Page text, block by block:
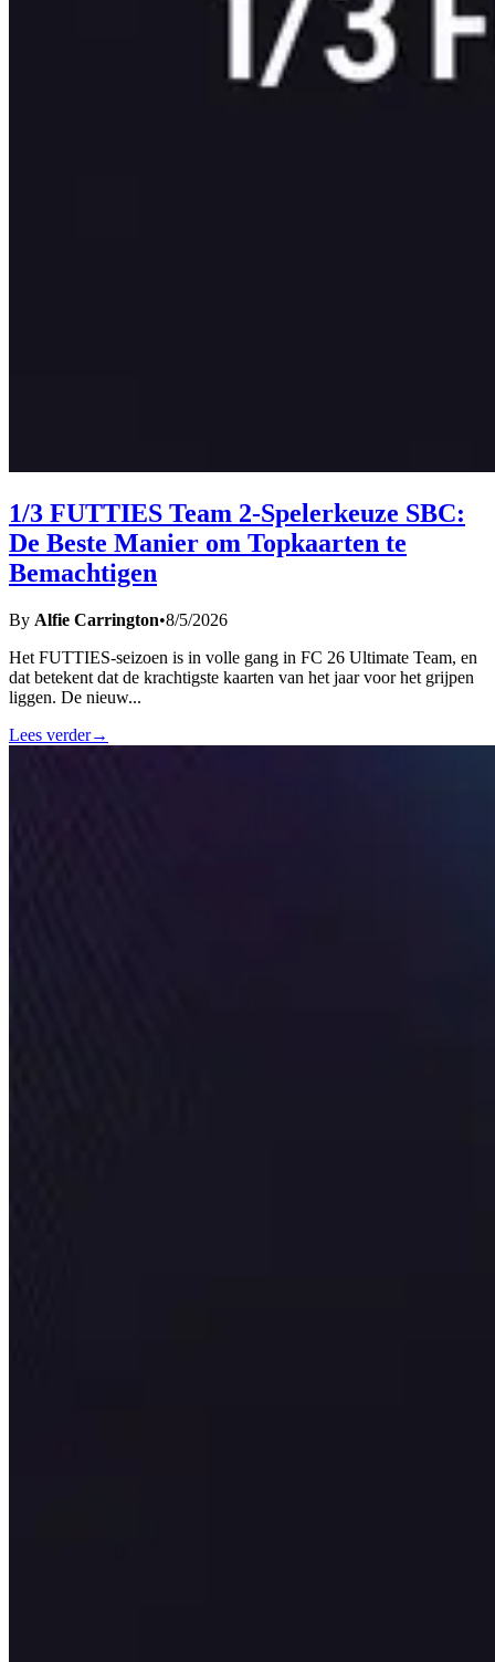
1/3 FUTTIES Team 2-Spelerkeuze SBC:
De Beste Manier om Topkaarten te
Bemachtigen
By Alfie Carrington•8/5/2026
Het FUTTIES-seizoen is in volle gang in FC 26 Ultimate Team, en
dat betekent dat de krachtigste kaarten van het jaar voor het grijpen
liggen. De nieuw...
Lees verder→